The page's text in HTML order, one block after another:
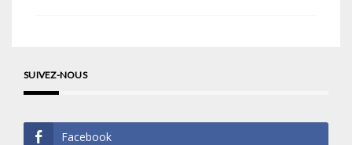
SUIVEZ-NOUS
Facebook